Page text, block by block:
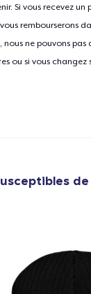
Si vous recevez
rembourserons
ne pouvons pas
ou si vous changez